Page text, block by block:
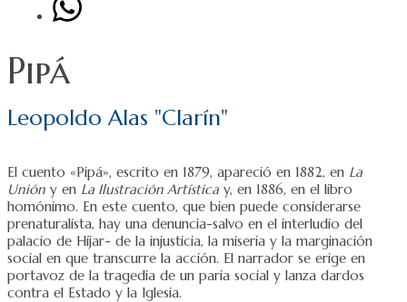
Pipá
Leopoldo Alas "Clarín"
El cuento «Pipá», escrito en 1879, apareció en 1882, en La
Unión y en La Ilustración Artística y, en 1886, en el libro
homónimo. En este cuento, que bien puede considerarse
prenaturalista, hay una denuncia-salvo en el interludio del
palacio de Híjar- de la injusticia, la miseria y la marginación
social en que transcurre la acción. El narrador se erige en
portavoz de la tragedia de un paria social y lanza dardos
contra el Estado y la Iglesia.